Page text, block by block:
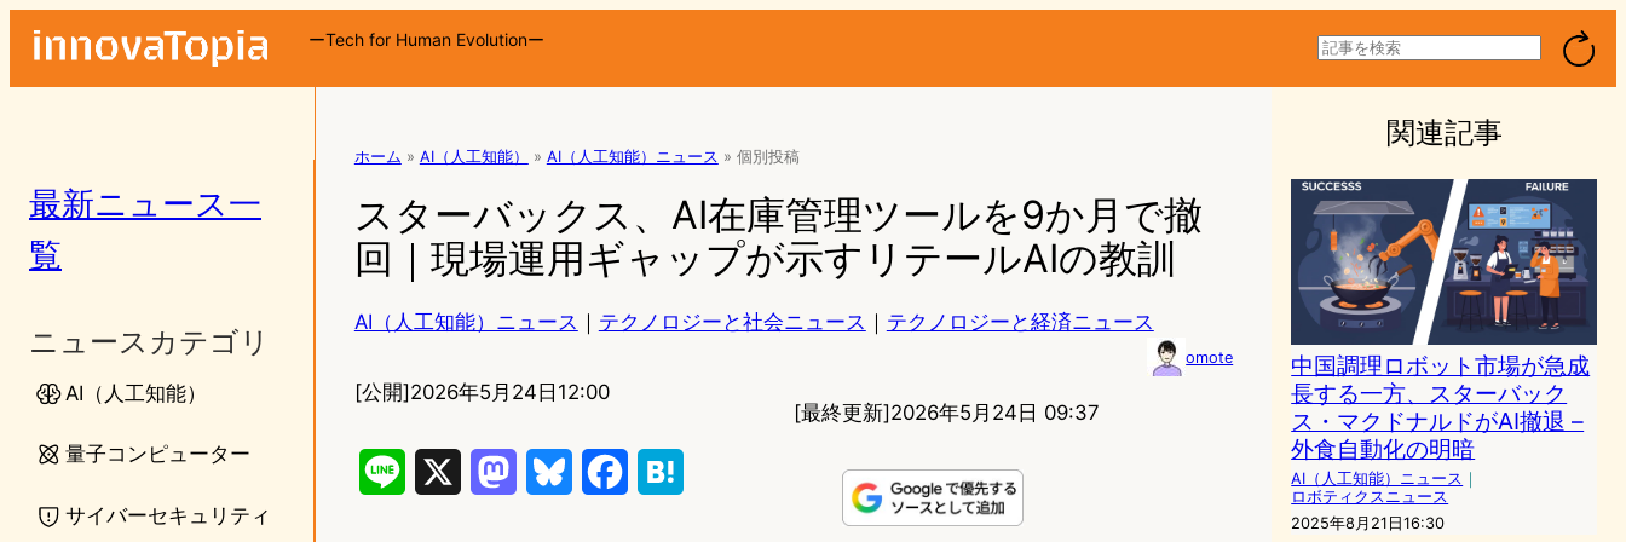
ーTech for Human Evolutionー
検
索
最新ニュース一
覧
ニュースカテゴリ
AI（人工知能）
量子コンピューター
サイバーセキュリティ
ホーム » AI（人工知能） » AI（人工知能）ニュース » 個別投稿
スターバックス、AI在庫管理ツールを9か月で撤
回｜現場運用ギャップが示すリテールAIの教訓
AI（人工知能）ニュース ｜ テクノロジーと社会ニュース ｜ テクノロジーと経済ニュース
omote
[公開]2026年5月24日12:00
[最終更新]2026年5月24日 09:37
関連記事
中国調理ロボット市場が急成
長する一方、スターバック
ス・マクドナルドがAI撤退 –
外食自動化の明暗
AI（人工知能）ニュース ｜
ロボティクスニュース
2025年8月21日16:30